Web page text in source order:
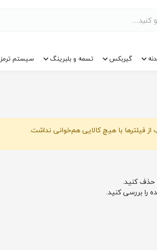
گیربکس تسمه و بلبرینگ سیستم ترمز
فیلترها با هیچ کالایی هم‌خوانی نداشت.
حذف کنید.
را بررسی کنید.